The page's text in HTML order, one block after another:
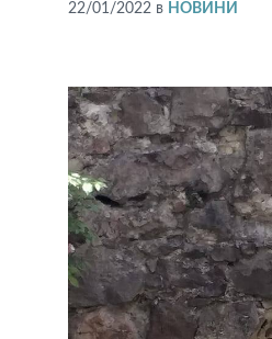
22/01/2022 в НОВИНИ